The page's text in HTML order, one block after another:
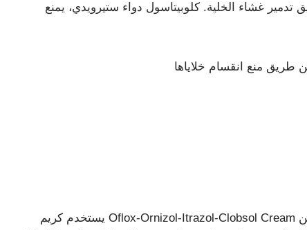
غشاء الخلية. كلوبيتاسول دواء ستيرويدي، يمنع
يستخدم كريم Oflox-Ornizol-Itrazol-Clobsol Cream للإشراف على تلوث الجلد الناتج عن الكائنات الحية الدقيقة مثل الكائنات الحية والمخلوقات. إنه يعمل عن